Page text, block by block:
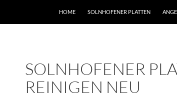
HOME SOLNHOFENER PLATTEN
SOLNHOFENER
REINIGEN NEU